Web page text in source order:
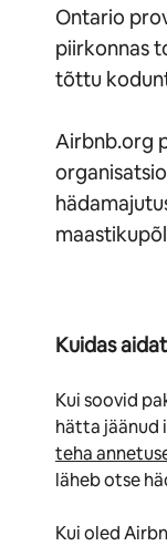
Ontario
piirkonnas
tõttu
Airbnb.org
Kuidas
Kui soovid
hätta jäänud
teha
läheb otse
Kui oled